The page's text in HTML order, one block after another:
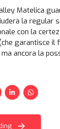
Matelica
la regular
con la
garantisce il
ancora la